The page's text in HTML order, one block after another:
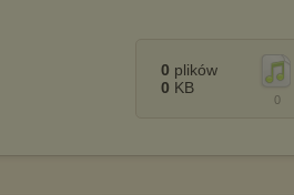
0
0 plików
0 KB